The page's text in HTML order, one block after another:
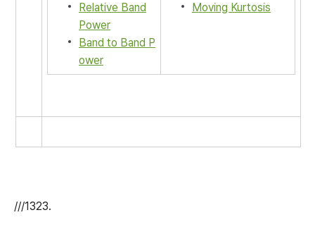
Relative Band
Power
Band to Band P
ower
Moving Kurtosis
///1323.